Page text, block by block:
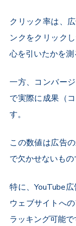
クリック率は、
ンクをクリック
心を引いたかを測
一方、コンバー
で実際に成果（
す。
この数値は広告
で欠かせないもの
特に、YouTube
ウェブサイトへ
ラッキング可能で